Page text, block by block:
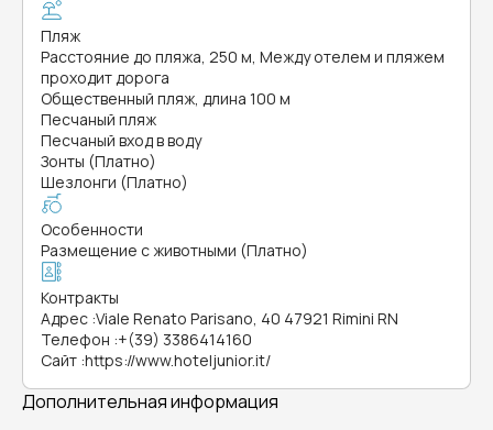
Пляж
Расстояние до пляжа, 250 м, Между отелем и пляжем
проходит дорога
Общественный пляж, длина 100 м
Песчаный пляж
Песчаный вход в воду
Зонты (Платно)
Шезлонги (Платно)
Особенности
Размещение с животными (Платно)
Контракты
Адрес :Viale Renato Parisano, 40 47921 Rimini RN
Телефон :+(39) 3386414160
Сайт :https://www.hoteljunior.it/
Дополнительная информация